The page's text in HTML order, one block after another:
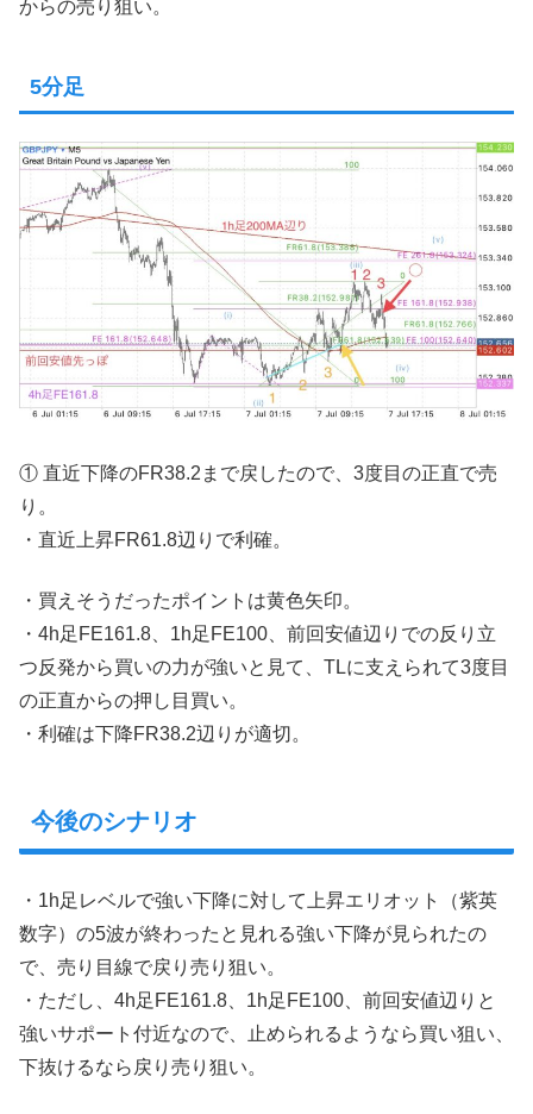
からの売り狙い。
5分足
① 直近下降のFR38.2まで戻したので、3度目の正直で売
り。
・直近上昇FR61.8辺りで利確。
・買えそうだったポイントは黄色矢印。
・4h足FE161.8、1h足FE100、前回安値辺りでの反り立
つ反発から買いの力が強いと見て、TLに支えられて3度目
の正直からの押し目買い。
・利確は下降FR38.2辺りが適切。
今後のシナリオ
・1h足レベルで強い下降に対して上昇エリオット（紫英
数字）の5波が終わったと見れる強い下降が見られたの
で、売り目線で戻り売り狙い。
・ただし、4h足FE161.8、1h足FE100、前回安値辺りと
強いサポート付近なので、止められるようなら買い狙い、
下抜けるなら戻り売り狙い。